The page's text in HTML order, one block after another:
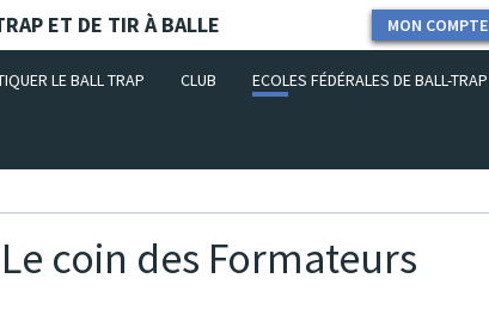
ET DE TIR À BALLE MON COMPTE
LE BALL TRAP CLUB ECOLES FÉDÉRALES DE BALL-TRAP
Le coin des Formateurs